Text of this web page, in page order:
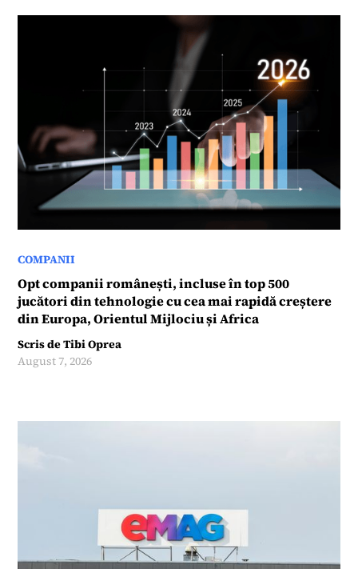
COMPANII
Opt companii românești, incluse în top 500
jucători din tehnologie cu cea mai rapidă creștere
din Europa, Orientul Mijlociu și Africa
Scris deTibi Oprea
August 7, 2026